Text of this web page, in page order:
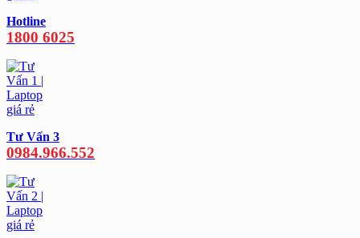
Hotline
1800 6025
Tư Vấn 3
0984.966.552